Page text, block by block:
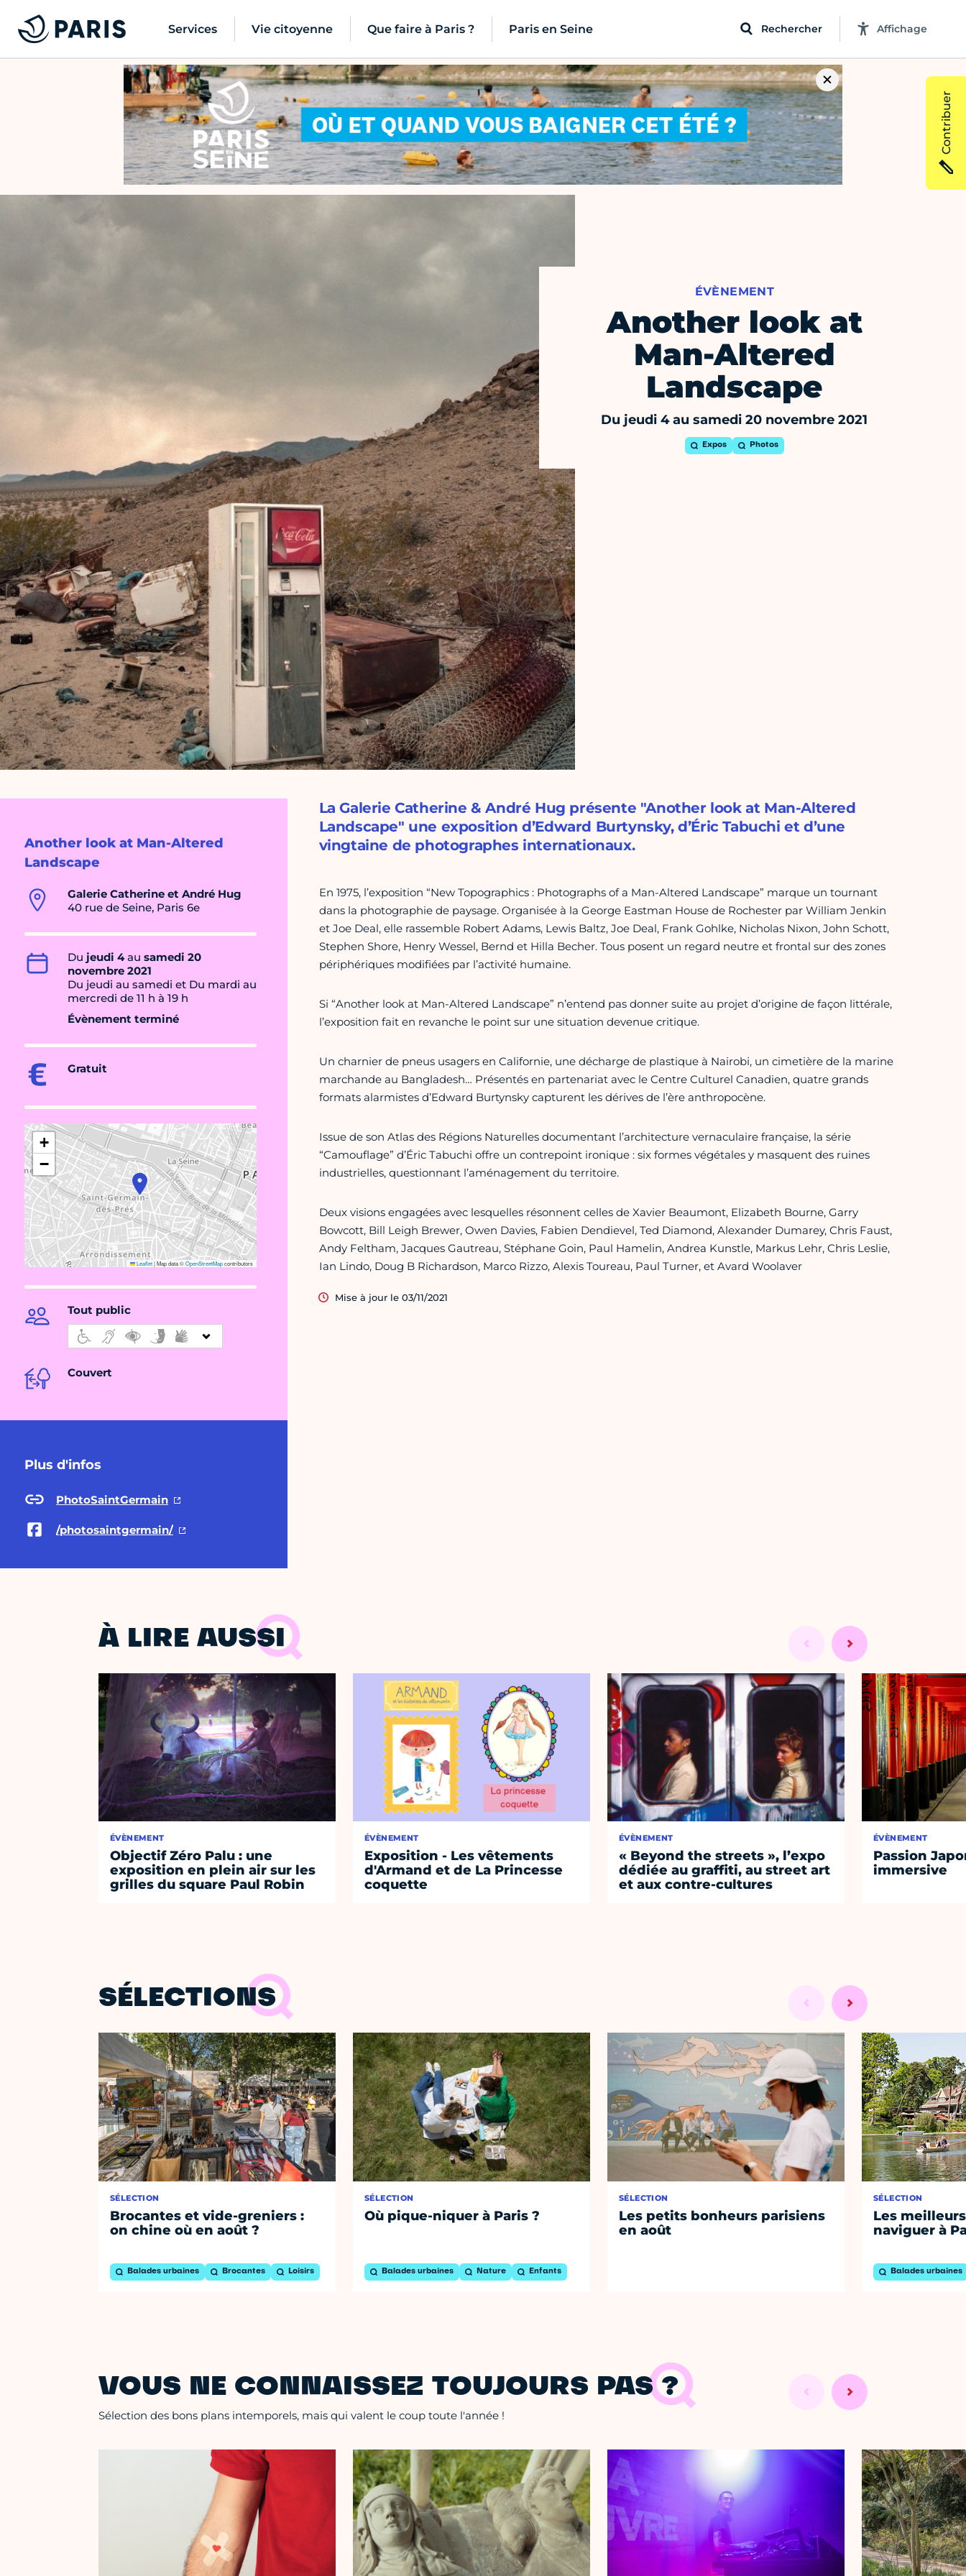
Services Vie citoyenne Que faire à Paris ? Paris en Seine Rechercher Affichage
ÉVÈNEMENT
Another look at
Man-Altered
Landscape
Du jeudi 4 au samedi 20 novembre 2021
Expos Photos
Another look at Man-Altered
Landscape
Galerie Catherine et André Hug
40 rue de Seine, Paris 6e
Du jeudi 4au samedi 20
novembre 2021
Du jeudi au samedi et Du mardi au
mercredi de 11 h à 19 h
Évènement terminé
Gratuit
+
−
Leaflet|Map data ©OpenStreetMapcontributors
Tout public
Couvert
Plus d'infos
PhotoSaintGermain
/photosaintgermain/
La Galerie Catherine & André Hug présente "Another look at Man-Altered
Landscape" une exposition d’Edward Burtynsky, d’Éric Tabuchi et d’une
vingtaine de photographes internationaux.
En 1975, l’exposition “New Topographics : Photographs of a Man-Altered Landscape” marque un tournant
dans la photographie de paysage. Organisée à la George Eastman House de Rochester par William Jenkin
et Joe Deal, elle rassemble Robert Adams, Lewis Baltz, Joe Deal, Frank Gohlke, Nicholas Nixon, John Schott,
Stephen Shore, Henry Wessel, Bernd et Hilla Becher. Tous posent un regard neutre et frontal sur des zones
périphériques modifiées par l’activité humaine.
Si “Another look at Man-Altered Landscape” n’entend pas donner suite au projet d’origine de façon littérale,
l’exposition fait en revanche le point sur une situation devenue critique.
Un charnier de pneus usagers en Californie, une décharge de plastique à Nairobi, un cimetière de la marine
marchande au Bangladesh… Présentés en partenariat avec le Centre Culturel Canadien, quatre grands
formats alarmistes d’Edward Burtynsky capturent les dérives de l’ère anthropocène.
Issue de son Atlas des Régions Naturelles documentant l’architecture vernaculaire française, la série
“Camouflage” d’Éric Tabuchi offre un contrepoint ironique : six formes végétales y masquent des ruines
industrielles, questionnant l’aménagement du territoire.
Deux visions engagées avec lesquelles résonnent celles de Xavier Beaumont, Elizabeth Bourne, Garry
Bowcott, Bill Leigh Brewer, Owen Davies, Fabien Dendievel, Ted Diamond, Alexander Dumarey, Chris Faust,
Andy Feltham, Jacques Gautreau, Stéphane Goin, Paul Hamelin, Andrea Kunstle, Markus Lehr, Chris Leslie,
Ian Lindo, Doug B Richardson, Marco Rizzo, Alexis Toureau, Paul Turner, et Avard Woolaver
Mise à jour le 03/11/2021
À LIRE AUSSI
ÉVÈNEMENT
Objectif Zéro Palu : une
exposition en plein air sur les
grilles du square Paul Robin
ÉVÈNEMENT
Exposition - Les vêtements
d'Armand et de La Princesse
coquette
ÉVÈNEMENT
« Beyond the streets », l’expo
dédiée au graffiti, au street art
et aux contre-cultures
ÉVÈNEMENT
Passion
immersive
SÉLECTIONS
SÉLECTION
Brocantes et vide-greniers :
on chine où en août ?
Balades urbaines Brocantes Loisirs
SÉLECTION
Où pique-niquer à Paris ?
Balades urbaines Nature Enfants
SÉLECTION
Les petits bonheurs parisiens
en août
SÉLECTION
Les
naviguer à
Balades urbaines
VOUS NE CONNAISSEZ TOUJOURS PAS ?
Sélection des bons plans intemporels, mais qui valent le coup toute l'année !
Contribuer